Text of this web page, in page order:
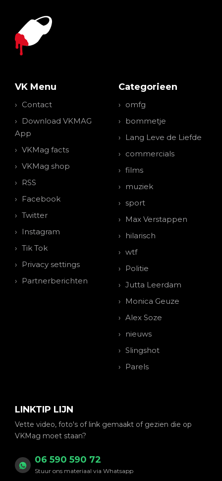
VK Menu
Contact
Download VKMAG
App
VKMag facts
VKMag shop
RSS
Facebook
Twitter
Instagram
Tik Tok
Privacy settings
Partnerberichten
Categorieen
omfg
bommetje
Lang Leve de Liefde
commercials
films
muziek
sport
Max Verstappen
hilarisch
wtf
Politie
Jutta Leerdam
Monica Geuze
Alex Soze
nieuws
Slingshot
Parels
LINKTIP LIJN
Vette video, foto's of link gemaakt of gezien die op
VKMag moet staan?
06 590 590 72
Stuur ons materiaal via Whatsapp